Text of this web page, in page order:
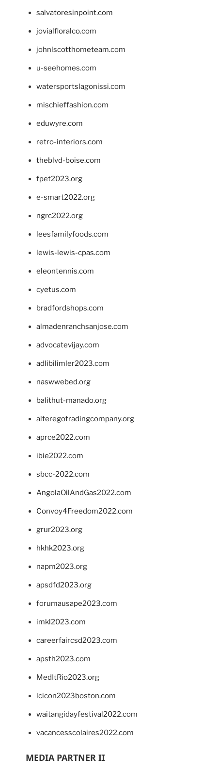
salvatoresinpoint.com
jovialfloralco.com
johnlscotthometeam.com
u-seehomes.com
watersportslagonissi.com
mischieffashion.com
eduwyre.com
retro-interiors.com
theblvd-boise.com
fpet2023.org
e-smart2022.org
ngrc2022.org
leesfamilyfoods.com
lewis-lewis-cpas.com
eleontennis.com
cyetus.com
bradfordshops.com
almadenranchsanjose.com
advocatevijay.com
adlibilimler2023.com
naswwebed.org
balithut-manado.org
alteregotradingcompany.org
aprce2022.com
ibie2022.com
sbcc-2022.com
AngolaOilAndGas2022.com
Convoy4Freedom2022.com
grur2023.org
hkhk2023.org
napm2023.org
apsdfd2023.org
forumausape2023.com
imkl2023.com
careerfaircsd2023.com
apsth2023.com
MedItRio2023.org
lcicon2023boston.com
waitangidayfestival2022.com
vacancesscolaires2022.com
MEDIA PARTNER II